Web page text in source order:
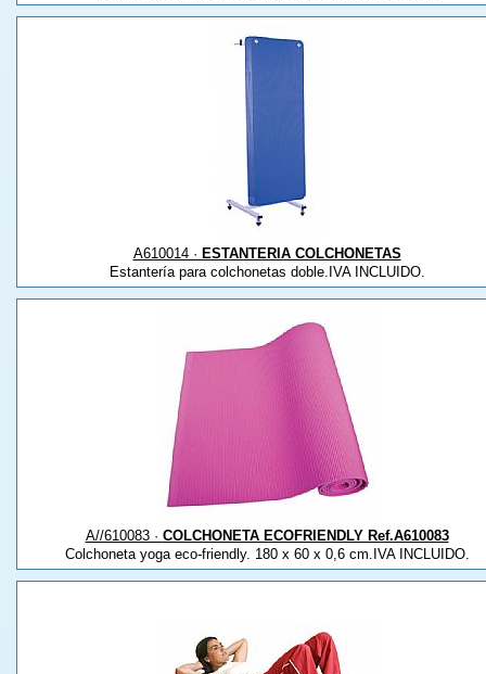
A610014 · ESTANTERIA COLCHONETAS
Estantería para colchonetas doble.IVA INCLUIDO.
A//610083 · COLCHONETA ECOFRIENDLY Ref.A610083
Colchoneta yoga eco-friendly. 180 x 60 x 0,6 cm.IVA INCLUIDO.